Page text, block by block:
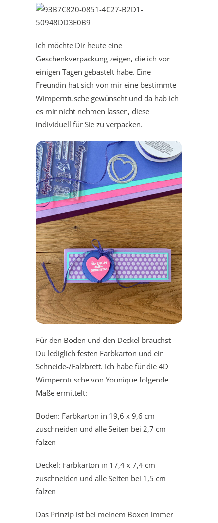
Ich möchte Dir heute eine
Geschenkverpackung zeigen, die ich vor
einigen Tagen gebastelt habe. Eine
Freundin hat sich von mir eine bestimmte
Wimperntusche gewünscht und da hab ich
es mir nicht nehmen lassen, diese
individuell für Sie zu verpacken.
Für den Boden und den Deckel brauchst
Du lediglich festen Farbkarton und ein
Schneide-/Falzbrett. Ich habe für die 4D
Wimperntusche von Younique folgende
Maße ermittelt:
Boden: Farbkarton in 19,6 x 9,6 cm
zuschneiden und alle Seiten bei 2,7 cm
falzen
Deckel: Farbkarton in 17,4 x 7,4 cm
zuschneiden und alle Seiten bei 1,5 cm
falzen
Das Prinzip ist bei meinem Boxen immer